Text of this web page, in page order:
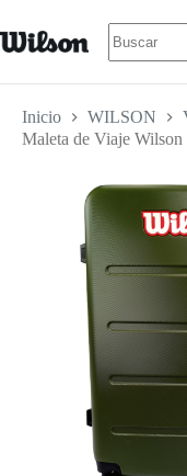
Inicio WILSON
Maleta de Viaje